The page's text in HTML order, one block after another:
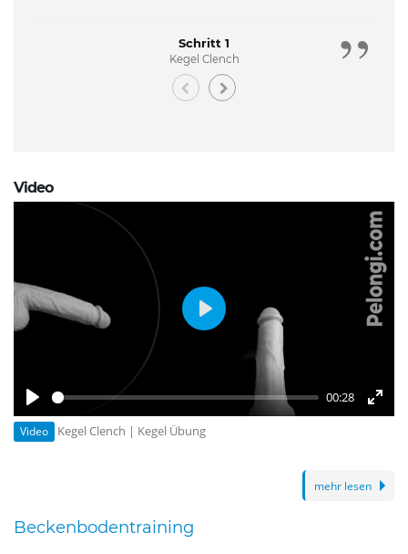
Schritt 1
Kegel Clench
Video
Play
00:28
Enter
Play
Video Kegel Clench | Kegel Übung
mehr lesen
Beckenbodentraining